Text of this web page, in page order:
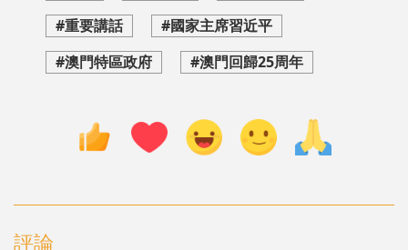
#重要講話
#國家主席習近平
#澳門特區政府
#澳門回歸25周年
評論